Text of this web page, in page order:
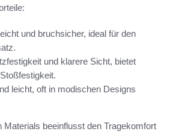
und bruchsicher, ideal für den
und klarere Sicht, bietet
leicht, oft in modischen Designs
Materials beeinflusst den Tragekomfort